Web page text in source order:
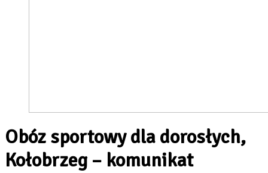
Obóz sportowy dla dorosłych,
Kołobrzeg – komunikat